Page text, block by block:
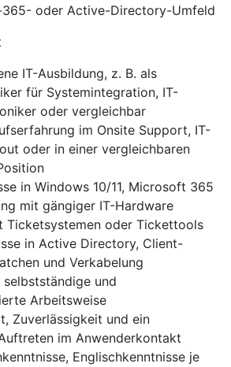
oder Active-Directory-Umfeld
IT-Ausbildung, z. B. als
für Systemintegration, IT-
oder vergleichbar
im Onsite Support, IT-
oder in einer vergleichbaren
in Windows 10/11, Microsoft 365
mit gängiger IT-Hardware
Ticketsystemen oder Tickettools
in Active Directory, Client-
und Verkabelung
und
Arbeitsweise
Zuverlässigkeit und ein
im Anwenderkontakt
Englischkenntnisse je